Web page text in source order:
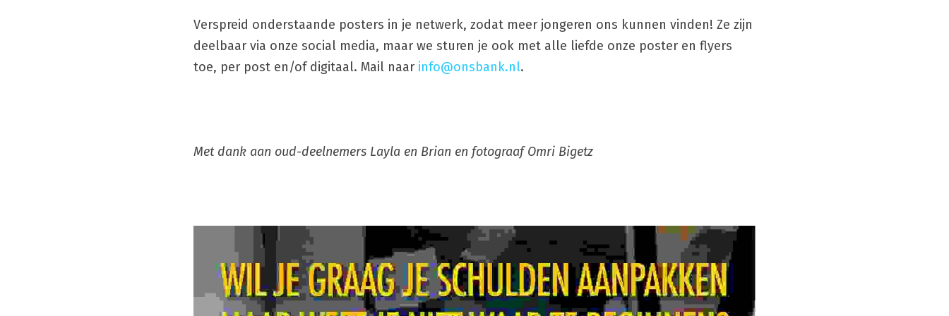
Verspreid onderstaande posters in je netwerk, zodat meer jongeren ons kunnen vinden! Ze zijn
deelbaar via onze social media, maar we sturen je ook met alle liefde onze poster en flyers
toe, per post en/of digitaal. Mail naar info@onsbank.nl.
Met dank aan oud-deelnemers Layla en Brian en fotograaf Omri Bigetz